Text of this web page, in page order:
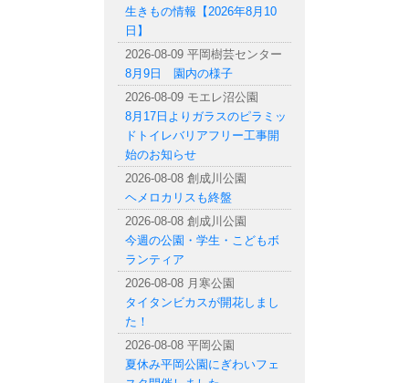
生きもの情報【2026年8月10
日】
2026-08-09 平岡樹芸センター
8月9日 園内の様子
2026-08-09 モエレ沼公園
8月17日よりガラスのピラミッ
ドトイレバリアフリー工事開
始のお知らせ
2026-08-08 創成川公園
ヘメロカリスも終盤
2026-08-08 創成川公園
今週の公園・学生・こどもボ
ランティア
2026-08-08 月寒公園
タイタンビカスが開花しまし
た！
2026-08-08 平岡公園
夏休み平岡公園にぎわいフェ